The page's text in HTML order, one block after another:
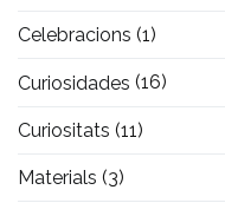
Celebracions (1)
Curiosidades (16)
Curiositats (11)
Materials (3)